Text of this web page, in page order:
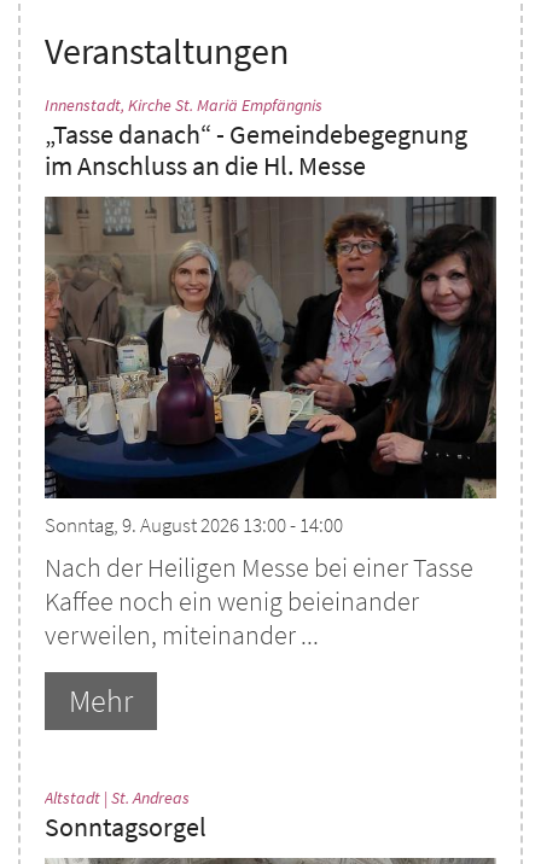
Veranstaltungen
Innenstadt, Kirche St. Mariä Empfängnis
„Tasse danach“ - Gemeindebegegnung
im Anschluss an die Hl. Messe
Sonntag, 9. August 2026 13:00 - 14:00
Nach der Heiligen Messe bei einer Tasse
Kaffee noch ein wenig beieinander
verweilen, miteinander ...
Mehr
Altstadt | St. Andreas
Sonntagsorgel